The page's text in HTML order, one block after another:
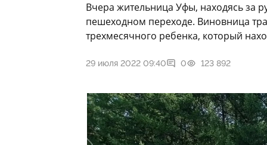
Вчера жительница Уфы, находясь за
пешеходном переходе. Виновница
трехмесячного ребенка, который
29 июля 2022 09:40 0 123 892